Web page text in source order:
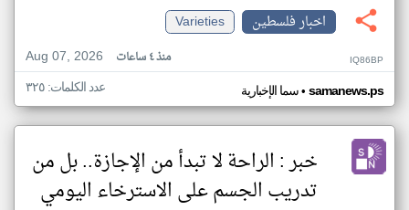
اخبار فلسطين
Varieties
Aug 07, 2026
منذ ٤ ساعات IQ86BP
سما الإخبارية• samanews.ps عدد الكلمات: ٣٢٥
خبر : الراحة لا تبدأ من الإجازة.. بل من
تدريب الجسم على الاسترخاء اليومي